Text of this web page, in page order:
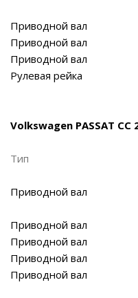
Приводной вал
Приводной вал
Приводной вал
Рулевая рейка
Volkswagen PASSAT CC
Тип
Приводной вал
Приводной вал
Приводной вал
Приводной вал
Приводной вал